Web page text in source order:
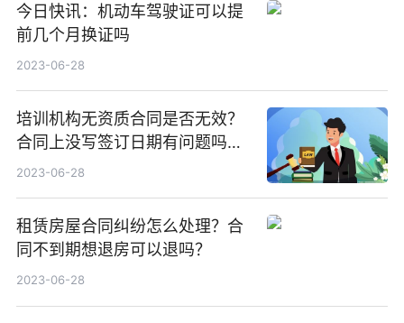
今日快讯：机动车驾驶证可以提
前几个月换证吗
2023-06-28
培训机构无资质合同是否无效？
合同上没写签订日期有问题吗？
今日视点
2023-06-28
租赁房屋合同纠纷怎么处理？合
同不到期想退房可以退吗？
2023-06-28